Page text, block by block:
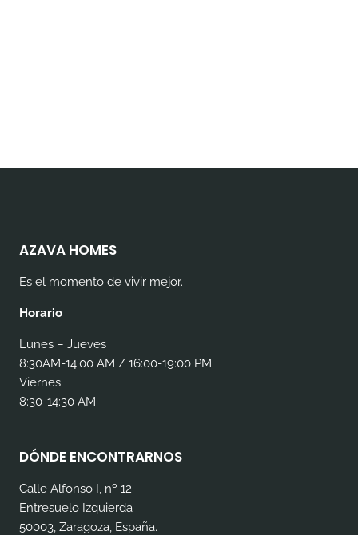
AZAVA HOMES
Es el momento de vivir mejor.
Horario
Lunes – Jueves
8:30AM-14:00 AM / 16:00-19:00 PM
Viernes
8:30-14:30 AM
DÓNDE ENCONTRARNOS
Calle Alfonso I, nº 12
Entresuelo Izquierda
50003, Zaragoza, España.